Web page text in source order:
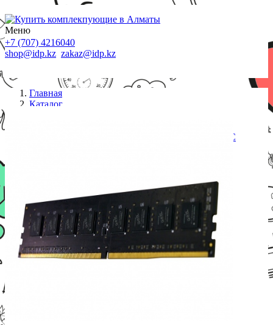
Меню
+7 (707) 4216040
shop@idp.kz zakaz@idp.kz
Главная
Каталог
2666Mhz DDR4 PC4-21330 GP432GB2666C19DC